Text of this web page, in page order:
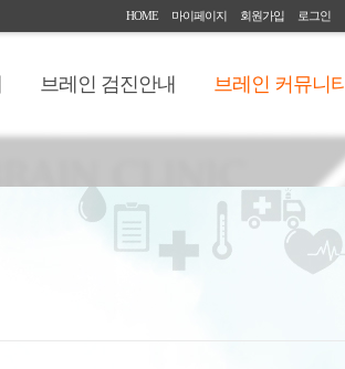
HOME 마이페이지 회원가입 로그인
브레인 검진안내 브레인 커뮤니티